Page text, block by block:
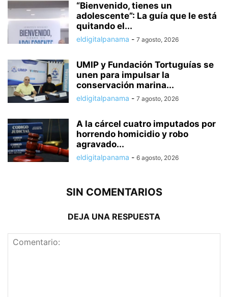
“Bienvenido, tienes un
adolescente”: La guía que le está
quitando el...
eldigitalpanama - 7 agosto, 2026
UMIP y Fundación Tortuguías se
unen para impulsar la
conservación marina...
eldigitalpanama - 7 agosto, 2026
A la cárcel cuatro imputados por
horrendo homicidio y robo
agravado...
eldigitalpanama - 6 agosto, 2026
SIN COMENTARIOS
DEJA UNA RESPUESTA